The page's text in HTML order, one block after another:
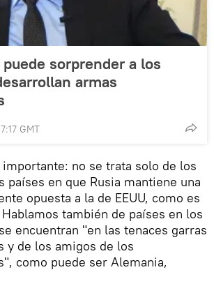
sorprender a los
armas
GMT
no se trata solo de los
países en que Rusia mantiene una
opuesta a la de EEUU, como es
también de países en los
encuentran "en las tenaces garras
y de los amigos de los
como puede ser Alemania,